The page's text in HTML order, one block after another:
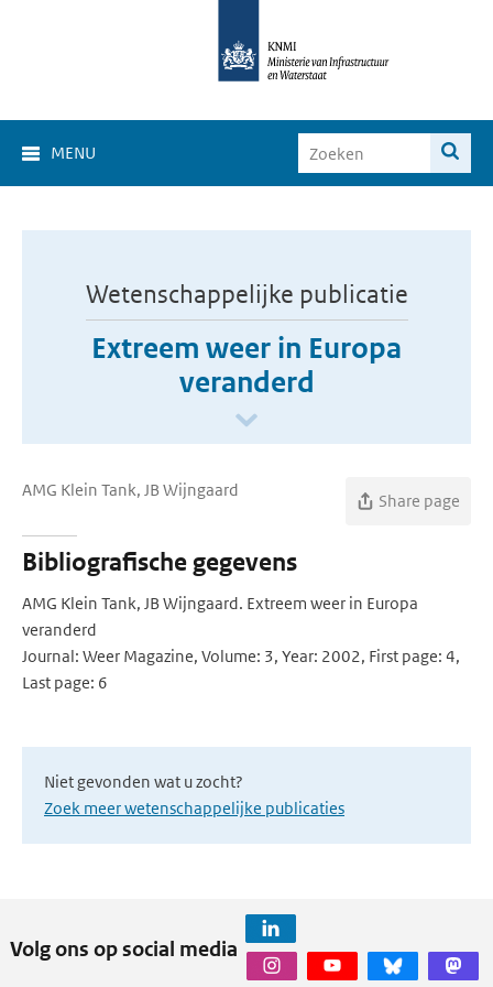
MENU
Wetenschappelijke publicatie
Extreem weer in Europa
veranderd
AMG Klein Tank, JB Wijngaard
Share page
Bibliografische gegevens
AMG Klein Tank, JB Wijngaard. Extreem weer in Europa
veranderd
Journal: Weer Magazine, Volume: 3, Year: 2002, First page: 4,
Last page: 6
Niet gevonden wat u zocht?
Zoek meer wetenschappelijke publicaties
Volg ons op social media